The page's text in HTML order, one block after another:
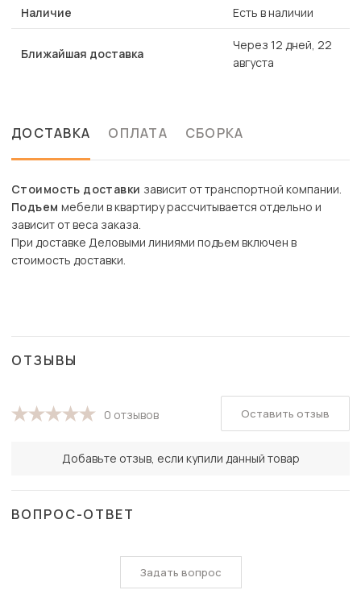
Наличие Есть в наличии
Ближайшая доставка
Через 12 дней, 22
августа
ДОСТАВКА ОПЛАТА СБОРКА
Стоимость доставки зависит от транспортной компании.
Подъем мебели в квартиру рассчитывается отдельно и
зависит от веса заказа.
При доставке Деловыми линиями подъем включен в
стоимость доставки.
ОТЗЫВЫ
0 отзывов
Добавьте отзыв, если купили данный товар
Оставить отзыв
ВОПРОС-ОТВЕТ
Задать вопрос